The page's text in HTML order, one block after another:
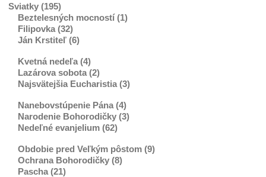
Sviatky (195)
Beztelesných mocností (1)
Filipovka (32)
Ján Krstiteľ (6)
Kvetná nedeľa (4)
Lazárova sobota (2)
Najsvätejšia Eucharistia (3)
Nanebovstúpenie Pána (4)
Narodenie Bohorodičky (3)
Nedeľné evanjelium (62)
Obdobie pred Veľkým pôstom (9)
Ochrana Bohorodičky (8)
Pascha (21)